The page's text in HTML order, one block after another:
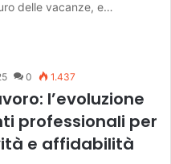
delle vacanze, e…
0 1.437
l’evoluzione
professionali per
e affidabilità